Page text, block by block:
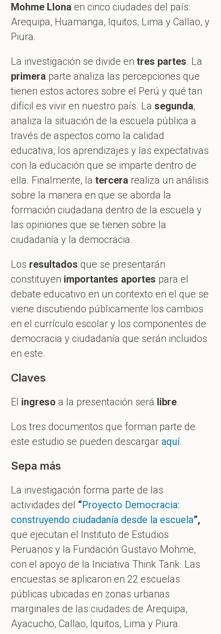
Mohme Llona en cinco ciudades del país:
Arequipa, Huamanga, Iquitos, Lima y Callao, y
Piura.
La investigación se divide entres partes. La
primera parte analiza las percepciones que
tienen estos actores sobre el Perú y qué tan
difícil es vivir en nuestro país. Lasegunda,
analiza la situación de la escuela pública a
través de aspectos como la calidad
educativa, los aprendizajes y las expectativas
con la educación que se imparte dentro de
ella. Finalmente, latercera realiza un análisis
sobre la manera en que se aborda la
formación ciudadana dentro de la escuela y
las opiniones que se tienen sobre la
ciudadanía y la democracia.
Los resultados que se presentarán
constituyen importantes aportes para el
debate educativo en un contexto en el que se
viene discutiendo públicamente los cambios
en el currículo escolar y los componentes de
democracia y ciudadanía que serán incluidos
en este.
Claves
El ingreso a la presentación será libre.
Los tres documentos que forman parte de
este estudio se pueden descargar aquí.
Sepa más
La investigación forma parte de las
actividades del “Proyecto Democracia:
construyendo ciudadanía desde la escuela”,
que ejecutan el Instituto de Estudios
Peruanos y la Fundación Gustavo Mohme,
con el apoyo de la Iniciativa Think Tank. Las
encuestas se aplicaron en 22 escuelas
públicas ubicadas en zonas urbanas
marginales de las ciudades de Arequipa,
Ayacucho, Callao, Iquitos, Lima y Piura.